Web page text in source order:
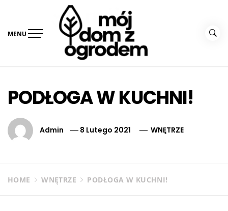
content
MENU
PODŁOGA W KUCHNI!
Admin 8 Lutego 2021 WNĘTRZE
HOME WNĘTRZE PODŁOGA W KUCHNI!